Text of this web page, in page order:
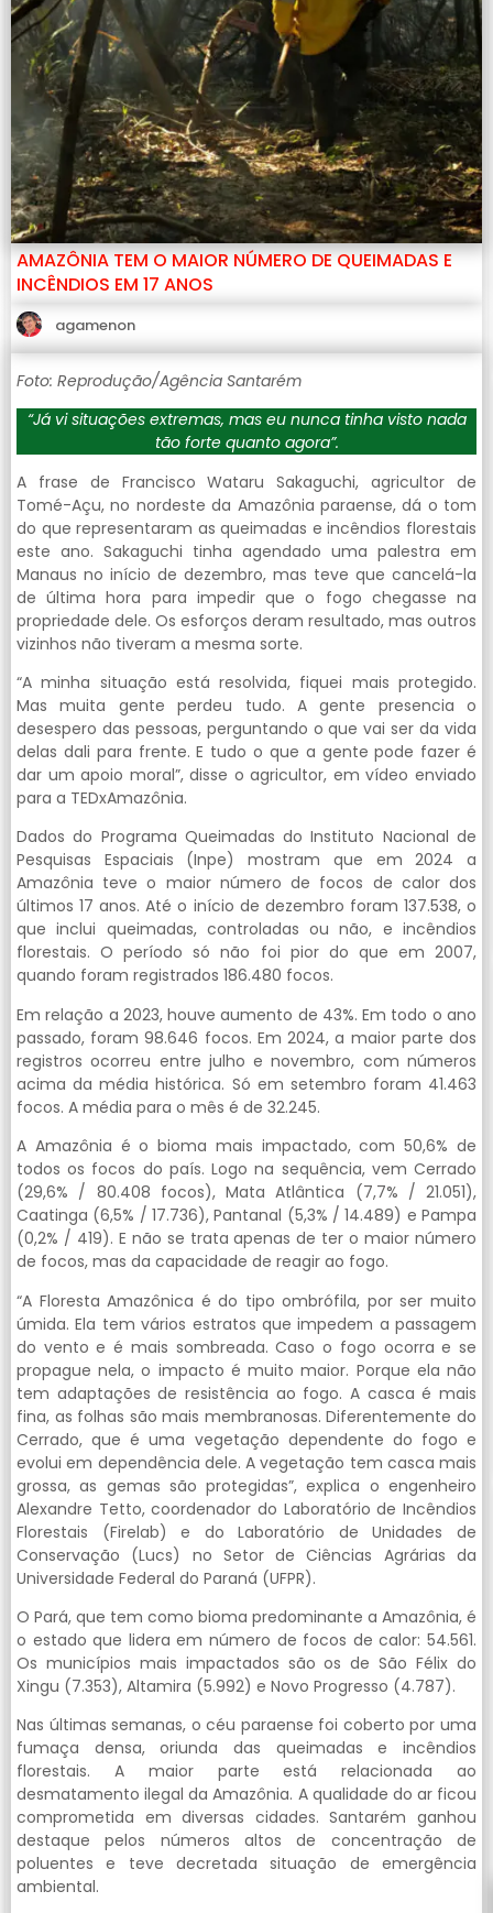
AMAZÔNIA TEM O MAIOR NÚMERO DE QUEIMADAS E
INCÊNDIOS EM 17 ANOS
agamenon
Foto: Reprodução/Agência Santarém
“Já vi situações extremas, mas eu nunca tinha visto nada
tão forte quanto agora”.
A frase de Francisco Wataru Sakaguchi, agricultor de
Tomé-Açu, no nordeste da Amazônia paraense, dá o tom
do que representaram as queimadas e incêndios florestais
este ano. Sakaguchi tinha agendado uma palestra em
Manaus no início de dezembro, mas teve que cancelá-la
de última hora para impedir que o fogo chegasse na
propriedade dele. Os esforços deram resultado, mas outros
vizinhos não tiveram a mesma sorte.
“A minha situação está resolvida, fiquei mais protegido.
Mas muita gente perdeu tudo. A gente presencia o
desespero das pessoas, perguntando o que vai ser da vida
delas dali para frente. E tudo o que a gente pode fazer é
dar um apoio moral”, disse o agricultor, em vídeo enviado
para a TEDxAmazônia.
Dados do Programa Queimadas do Instituto Nacional de
Pesquisas Espaciais (Inpe) mostram que em 2024 a
Amazônia teve o maior número de focos de calor dos
últimos 17 anos. Até o início de dezembro foram 137.538, o
que inclui queimadas, controladas ou não, e incêndios
florestais. O período só não foi pior do que em 2007,
quando foram registrados 186.480 focos.
Em relação a 2023, houve aumento de 43%. Em todo o ano
passado, foram 98.646 focos. Em 2024, a maior parte dos
registros ocorreu entre julho e novembro, com números
acima da média histórica. Só em setembro foram 41.463
focos. A média para o mês é de 32.245.
A Amazônia é o bioma mais impactado, com 50,6% de
todos os focos do país. Logo na sequência, vem Cerrado
(29,6% / 80.408 focos), Mata Atlântica (7,7% / 21.051),
Caatinga (6,5% / 17.736), Pantanal (5,3% / 14.489) e Pampa
(0,2% / 419). E não se trata apenas de ter o maior número
de focos, mas da capacidade de reagir ao fogo.
“A Floresta Amazônica é do tipo ombrófila, por ser muito
úmida. Ela tem vários estratos que impedem a passagem
do vento e é mais sombreada. Caso o fogo ocorra e se
propague nela, o impacto é muito maior. Porque ela não
tem adaptações de resistência ao fogo. A casca é mais
fina, as folhas são mais membranosas. Diferentemente do
Cerrado, que é uma vegetação dependente do fogo e
evolui em dependência dele. A vegetação tem casca mais
grossa, as gemas são protegidas”, explica o engenheiro
Alexandre Tetto, coordenador do Laboratório de Incêndios
Florestais (Firelab) e do Laboratório de Unidades de
Conservação (Lucs) no Setor de Ciências Agrárias da
Universidade Federal do Paraná (UFPR).
O Pará, que tem como bioma predominante a Amazônia, é
o estado que lidera em número de focos de calor: 54.561.
Os municípios mais impactados são os de São Félix do
Xingu (7.353), Altamira (5.992) e Novo Progresso (4.787).
Nas últimas semanas, o céu paraense foi coberto por uma
fumaça densa, oriunda das queimadas e incêndios
florestais. A maior parte está relacionada ao
desmatamento ilegal da Amazônia. A qualidade do ar ficou
comprometida em diversas cidades. Santarém ganhou
destaque pelos números altos de concentração de
poluentes e teve decretada situação de emergência
ambiental.